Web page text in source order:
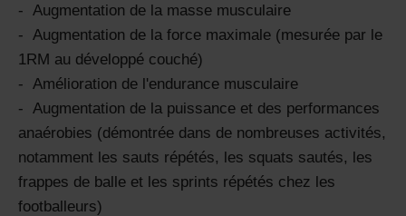
Augmentation de la masse musculaire
Augmentation de la force maximale (mesurée par le
1RM au développé couché)
Amélioration de l'endurance musculaire
Augmentation de la puissance et des performances
anaérobies (démontrée dans de nombreuses activités,
notamment les sauts répétés, les squats sautés, les
frappes de balle et les sprints répétés chez les
footballeurs)